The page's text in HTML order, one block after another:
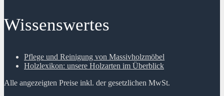
Wissenswertes
Pflege und Reinigung von Massivholzmöbel
Holzlexikon: unsere Holzarten im Überblick
Alle angezeigten Preise inkl. der gesetzlichen MwSt.